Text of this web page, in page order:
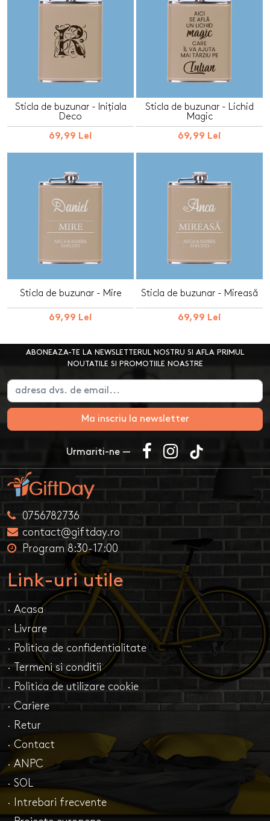
Sticla de buzunar - Inițiala
Deco
69,99 Lei
Sticla de buzunar - Lichid
Magic
69,99 Lei
Sticla de buzunar - Mire
69,99 Lei
Sticla de buzunar - Mireasă
69,99 Lei
ABONEAZA-TE LA NEWSLETTERUL NOSTRU SI AFLA PRIMUL
NOUTATILE SI PROMOTIILE NOASTRE
Ma inscriu la newsletter
Urmariti-ne —
0756782736
contact@giftday.ro
Program 8:30-17:00
Link-uri utile
· Acasa
· Livrare
· Politica de confidentialitate
· Termeni si conditii
· Politica de utilizare cookie
· Cariere
· Retur
· Contact
· ANPC
· SOL
· Intrebari frecvente